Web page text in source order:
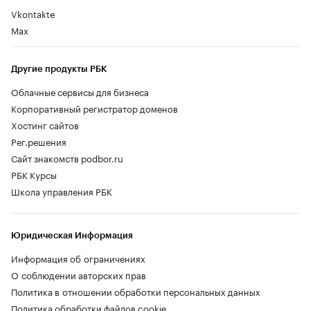
Vkontakte
Max
Другие продукты РБК
Облачные сервисы для бизнеса
Корпоративный регистратор доменов
Хостинг сайтов
Рег.решения
Сайт знакомств podbor.ru
РБК Курсы
Школа управления РБК
Юридическая Информация
Информация об ограничениях
О соблюдении авторских прав
Политика в отношении обработки персональных данных
Политика обработки файлов cookie